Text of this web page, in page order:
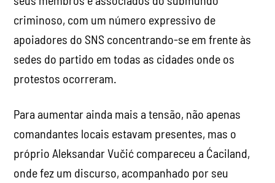
criminoso, com um número expressivo de
apoiadores do SNS concentrando-se em frente às
sedes do partido em todas as cidades onde os
protestos ocorreram.
Para aumentar ainda mais a tensão, não apenas
comandantes locais estavam presentes, mas o
próprio Aleksandar Vučić compareceu a Ćaciland,
onde fez um discurso, acompanhado por seu